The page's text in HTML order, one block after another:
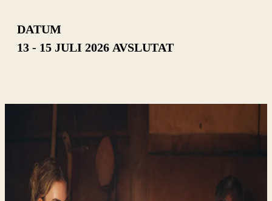
DATUM
13 - 15 JULI 2026 AVSLUTAT